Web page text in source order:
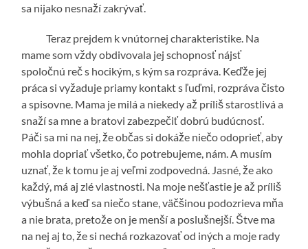
sa nijako nesnaží zakrývať.
Teraz prejdem k vnútornej charakteristike. Na
mame som vždy obdivovala jej schopnosť nájsť
spoločnú reč s hocikým, s kým sa rozpráva. Keďže jej
práca si vyžaduje priamy kontakt s ľuďmi, rozpráva čisto
a spisovne. Mama je milá a niekedy až príliš starostlivá a
snaží sa mne a bratovi zabezpečiť dobrú budúcnosť.
Páči sa mi na nej, že občas si dokáže niečo odoprieť, aby
mohla dopriať všetko, čo potrebujeme, nám. A musím
uznať, že k tomu je aj veľmi zodpovedná. Jasné, že ako
každý, má aj zlé vlastnosti. Na moje nešťastie je až príliš
výbušná a keď sa niečo stane, väčšinou podozrieva mňa
a nie brata, pretože on je menší a poslušnejší. Štve ma
na nej aj to, že si nechá rozkazovať od iných a moje rady